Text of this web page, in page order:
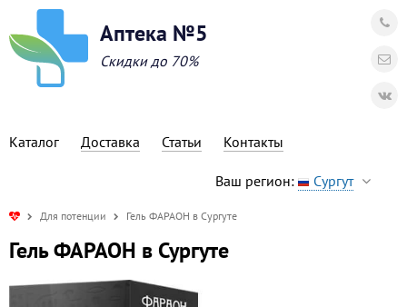
Аптека №5
Скидки до 70%
Каталог Доставка Статьи Контакты
Ваш регион: Сургут
Для потенции Гель ФАРАОН в Сургуте
Гель ФАРАОН в Сургуте